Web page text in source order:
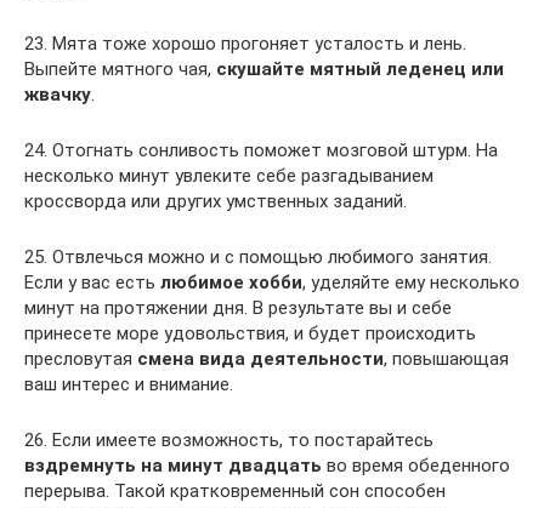
23. Мята тоже хорошо прогоняет усталость и лень.
Выпейте мятного чая, скушайте мятный леденец или
жвачку.
24. Отогнать сонливость поможет мозговой штурм. На
несколько минут увлеките себе разгадыванием
кроссворда или других умственных заданий.
25. Отвлечься можно и с помощью любимого занятия.
Если у вас есть любимое хобби, уделяйте ему несколько
минут на протяжении дня. В результате вы и себе
принесете море удовольствия, и будет происходить
пресловутая смена вида деятельности, повышающая
ваш интерес и внимание.
26. Если имеете возможность, то постарайтесь
вздремнуть на минут двадцать во время обеденного
перерыва. Такой кратковременный сон способен